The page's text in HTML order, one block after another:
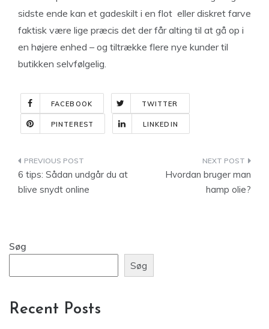
sidste ende kan et gadeskilt i en flot eller diskret farve
faktisk være lige præcis det der får alting til at gå op i
en højere enhed – og tiltrække flere nye kunder til
butikken selvfølgelig.
FACEBOOK TWITTER
PINTEREST LINKEDIN
Indlægsnavigation
6 tips: Sådan undgår du at
blive snydt online
Hvordan bruger man
hamp olie?
Søg
Søg
Recent Posts